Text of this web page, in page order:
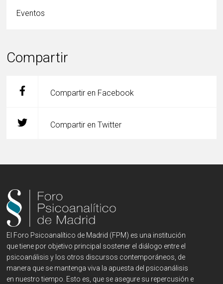
Eventos
Compartir
Compartir en Facebook
Compartir en Twitter
El Foro Psicoanalítico de Madrid (FPM) es una institución
que tiene por objetivo principal sostener el diálogo entre el
psicoanálisis y los otros discursos contemporáneos, de
manera que se mantenga viva la apuesta del psicoanálisis
en nuestro tiempo. Esto es, que se asegure su repercusión e